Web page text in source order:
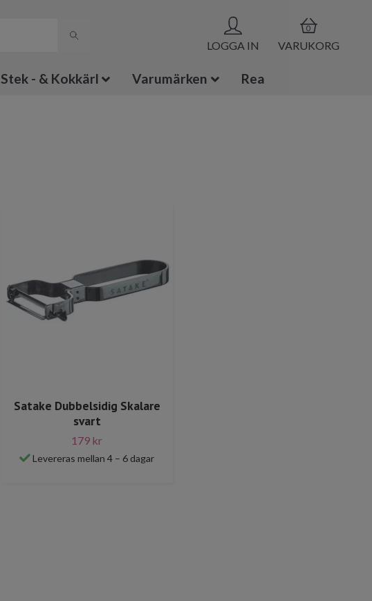
LOGGA IN
0
VARUKORG
Stek - & Kokkärl Varumärken Rea
Satake Dubbelsidig Skalare
svart
179 kr
Levereras mellan 4 – 6 dagar